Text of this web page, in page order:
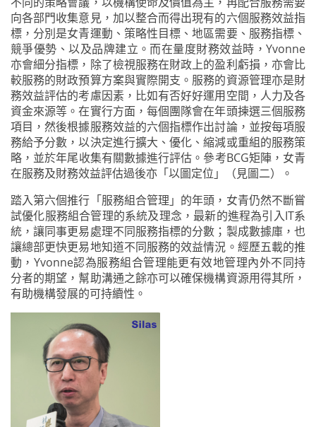
向各部門收集意見，加以整合而得出現有的六個服務效益指
標，分別是女青運動、策略性目標、地區需要、服務指標、
競爭優勢、以及品牌建立。而在量度財務效益時，Yvonne
亦會細分指標，除了檢視服務在財政上的盈利虧損，亦會比
較服務的財政預算方案與實際開支。服務的資源管理亦是財
務效益評估的考慮因素，比如有否好好運用空間，人力及各
資金來源等。在實行方面，每個團隊會在年頭揀選三個服務
項目，然後根據服務效益的六個指標作出討論，並按每項服
務給予分數，以決定進行擴大、優化、縮減或重組的服務策
略，並於年尾收集有關數據進行評估。參考BCG矩陣，女青
在服務及財務效益評估過後亦「以圖定位」（見圖二）。
踏入第六個推行「服務組合管理」的年頭，女青仍然不斷嘗
試優化服務組合管理的系統及理念，最新的進程為引入IT系
統，讓同事更易處理不同服務指標的分數；製成數據庫，也
讓總部更快更易地知道不同服務的效益情況。經歷五載的推
動，Yvonne認為服務組合管理能更有效地管理內外不同持
分者的期望，幫助溝通之餘亦可以確保機構資源用得其所，
有助機構發展的可持續性。